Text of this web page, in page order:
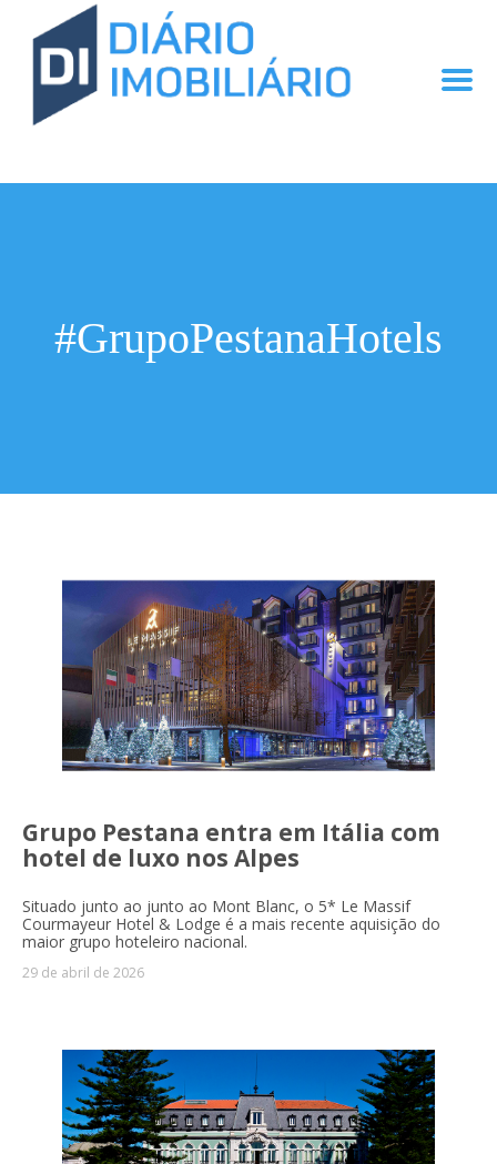
#GrupoPestanaHotels
Grupo Pestana entra em Itália com
hotel de luxo nos Alpes
Situado junto ao junto ao Mont Blanc, o 5* Le Massif
Courmayeur Hotel & Lodge é a mais recente aquisição do
maior grupo hoteleiro nacional.
29 de abril de 2026